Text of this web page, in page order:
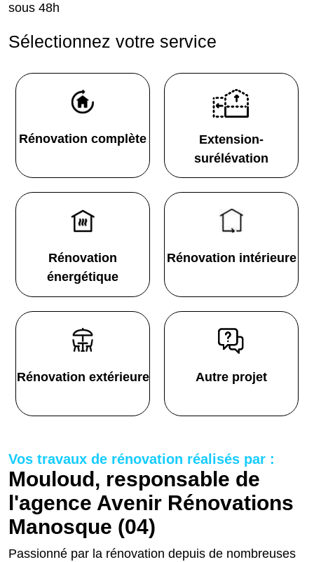
sous 48h
Sélectionnez votre service
Rénovation complète
Extension-
surélévation
Rénovation
énergétique
Rénovation intérieure
Rénovation extérieure Autre projet
Vos travaux de rénovation réalisés par :
Mouloud, responsable de
l'agence Avenir Rénovations
Manosque (04)
Passionné par la rénovation depuis de nombreuses